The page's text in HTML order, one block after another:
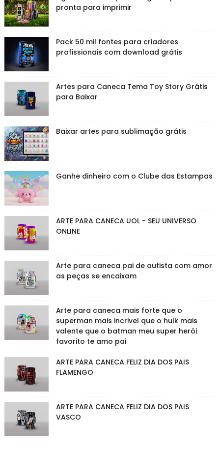
pronta para imprimir
Pack 50 mil fontes para criadores
profissionais com download grátis
Artes para Caneca Tema Toy Story Grátis
para Baixar
Baixar artes para sublimação grátis
Ganhe dinheiro com o Clube das Estampas
ARTE PARA CANECA UOL - SEU UNIVERSO
ONLINE
Arte para caneca pai de autista com amor
as peças se encaixam
Arte para caneca mais forte que o
superman mais incrivel que o hulk mais
valente que o batman meu super herói
favorito te amo pai
ARTE PARA CANECA FELIZ DIA DOS PAIS
FLAMENGO
ARTE PARA CANECA FELIZ DIA DOS PAIS
VASCO